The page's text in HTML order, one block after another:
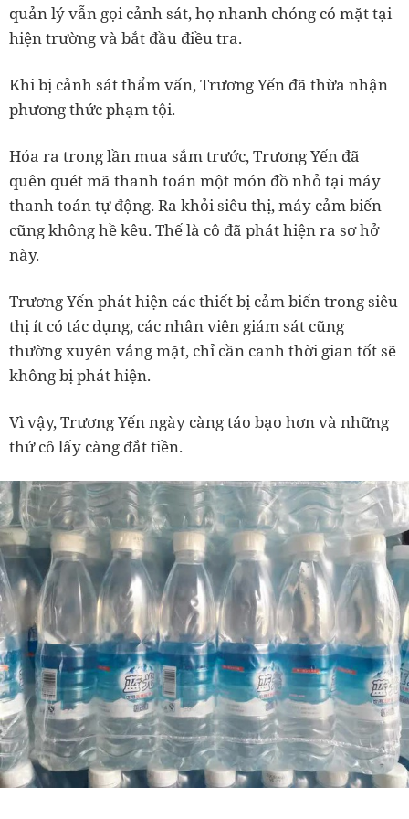
quản lý vẫn gọi cảnh sát, họ nhanh chóng có mặt tại
hiện trường và bắt đầu điều tra.
Khi bị cảnh sát thẩm vấn, Trương Yến đã thừa nhận
phương thức phạm tội.
Hóa ra trong lần mua sắm trước, Trương Yến đã
quên quét mã thanh toán một món đồ nhỏ tại máy
thanh toán tự động. Ra khỏi siêu thị, máy cảm biến
cũng không hề kêu. Thế là cô đã phát hiện ra sơ hở
này.
Trương Yến phát hiện các thiết bị cảm biến trong siêu
thị ít có tác dụng, các nhân viên giám sát cũng
thường xuyên vắng mặt, chỉ cần canh thời gian tốt sẽ
không bị phát hiện.
Vì vậy, Trương Yến ngày càng táo bạo hơn và những
thứ cô lấy càng đắt tiền.